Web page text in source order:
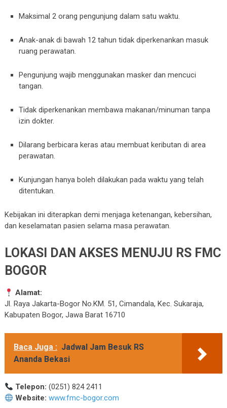
Maksimal 2 orang pengunjung dalam satu waktu.
Anak-anak di bawah 12 tahun tidak diperkenankan masuk
ruang perawatan.
Pengunjung wajib menggunakan masker dan mencuci
tangan.
Tidak diperkenankan membawa makanan/minuman tanpa
izin dokter.
Dilarang berbicara keras atau membuat keributan di area
perawatan.
Kunjungan hanya boleh dilakukan pada waktu yang telah
ditentukan.
Kebijakan ini diterapkan demi menjaga ketenangan, kebersihan,
dan keselamatan pasien selama masa perawatan.
LOKASI DAN AKSES MENUJU RS FMC
BOGOR
Alamat:
Jl. Raya Jakarta-Bogor No.KM. 51, Cimandala, Kec. Sukaraja,
Kabupaten Bogor, Jawa Barat 16710
Baca Juga : Jadwal Jam Besuk RS
Ananda Bekasi
Telepon: (0251) 824 2411
Website: www.fmc-bogor.com